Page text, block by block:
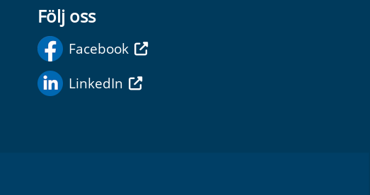
Följ oss
Facebook
LinkedIn